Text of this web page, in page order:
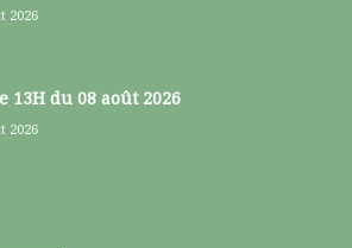
2026
13H du 08 août 2026
2026